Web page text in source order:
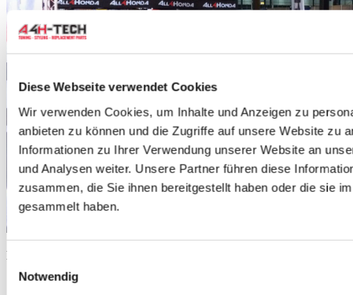
Diese Webseite verwendet Cookies
Wir verwenden Cookies, um Inhalte und Anzeigen zu
anbieten zu können und die Zugriffe auf unsere Website zu
Informationen zu Ihrer Verwendung unserer Website an
und Analysen weiter. Unsere Partner führen diese
zusammen, die Sie ihnen bereitgestellt haben oder die sie
gesammelt haben.
Einwilligungsauswahl
Notwendig
Kundendienst
Registrieren